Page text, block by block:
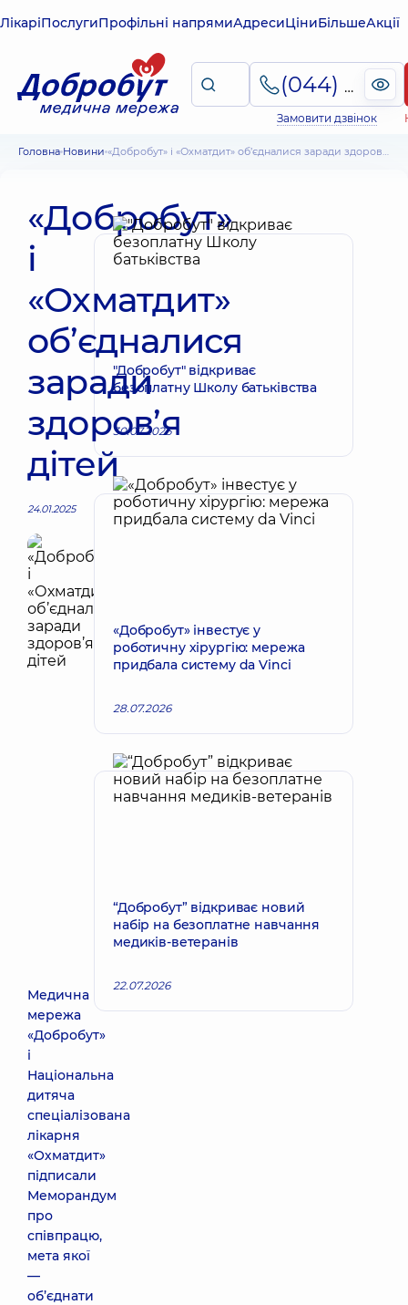
ЛікаріПослугиПрофільні напрямиАдресиЦіниБільшеАкції
(044) 495-2-888
Замовити дзвінок
Головна Новини «Добробут» і «Охматдит» об’єдналися заради здоров’я дітей
«Добробут»
і
«Охматдит»
об’єдналися
заради
здоров’я
дітей
24.01.2025
Медична
мережа
«Добробут»
і
Національна
дитяча
спеціалізована
лікарня
«Охматдит»
підписали
Меморандум
про
співпрацю,
мета якої
—
об’єднати
"Добробут" відкриває
безоплатну Школу батьківства
30.07.2026
«Добробут» інвестує у
роботичну хірургію: мережа
придбала систему da Vinci
28.07.2026
“Добробут” відкриває новий
набір на безоплатне навчання
медиків-ветеранів
22.07.2026